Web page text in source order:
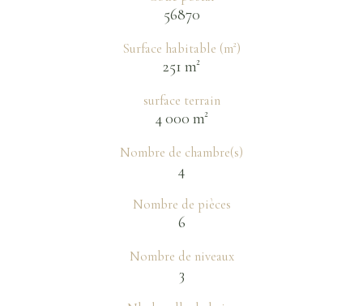
56870
Surface habitable (m²)
251 m²
surface terrain
4 000 m²
Nombre de chambre(s)
4
Nombre de pièces
6
Nombre de niveaux
3